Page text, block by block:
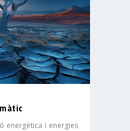
energètica i energies